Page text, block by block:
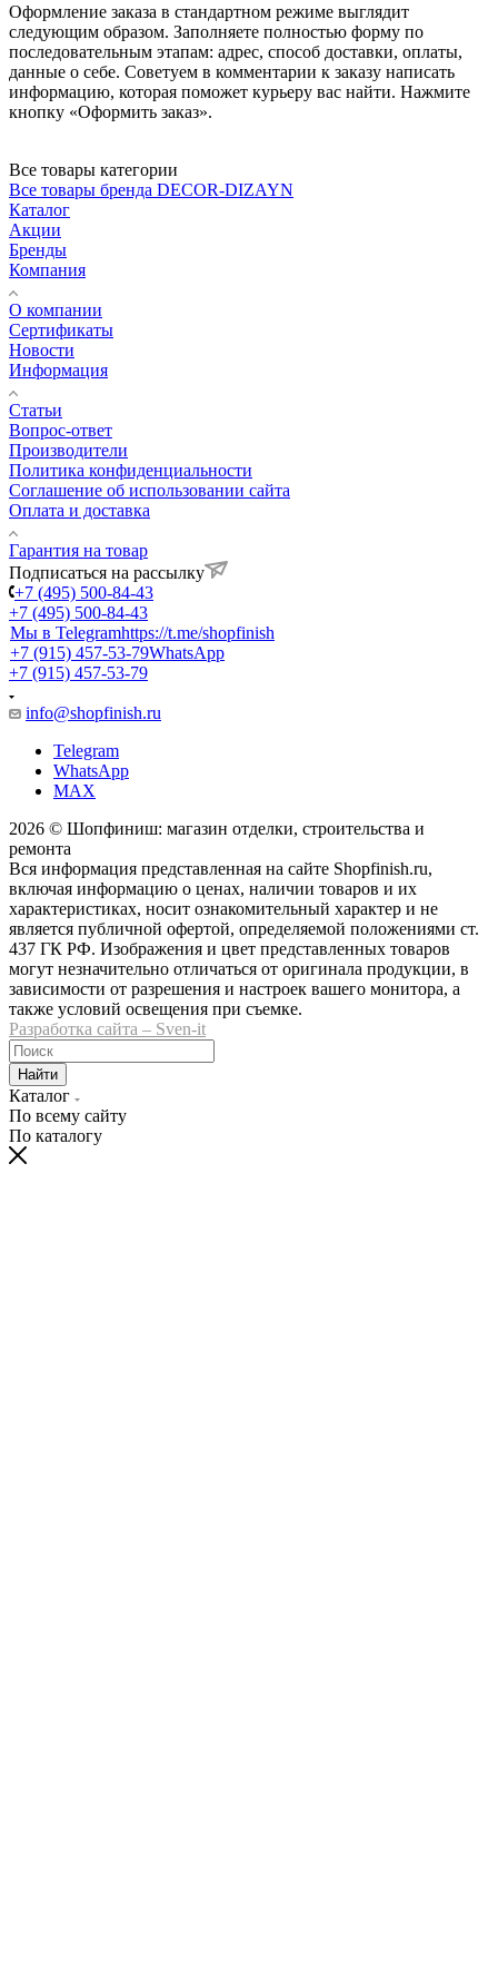
Оформление заказа в стандартном режиме выглядит
следующим образом. Заполняете полностью форму по
последовательным этапам: адрес, способ доставки, оплаты,
данные о себе. Советуем в комментарии к заказу написать
информацию, которая поможет курьеру вас найти. Нажмите
кнопку «Оформить заказ».
Все товары категории
Все товары бренда DECOR-DIZAYN
Каталог
Акции
Бренды
Компания
О компании
Сертификаты
Новости
Информация
Статьи
Вопрос-ответ
Производители
Политика конфиденциальности
Соглашение об использовании сайта
Оплата и доставка
Гарантия на товар
Подписаться на рассылку
+7 (495) 500-84-43
+7 (495) 500-84-43
Мы в Telegramhttps://t.me/shopfinish
+7 (915) 457-53-79WhatsApp
+7 (915) 457-53-79
info@shopfinish.ru
Telegram
WhatsApp
MAX
2026 © Шопфиниш: магазин отделки, строительства и
ремонта
Вся информация представленная на сайте Shopfinish.ru,
включая информацию о ценах, наличии товаров и их
характеристиках, носит ознакомительный характер и не
является публичной офертой, определяемой положениями ст.
437 ГК РФ. Изображения и цвет представленных товаров
могут незначительно отличаться от оригинала продукции, в
зависимости от разрешения и настроек вашего монитора, а
также условий освещения при съемке.
Разработка сайта – Sven-it
Найти
Каталог
По всему сайту
По каталогу